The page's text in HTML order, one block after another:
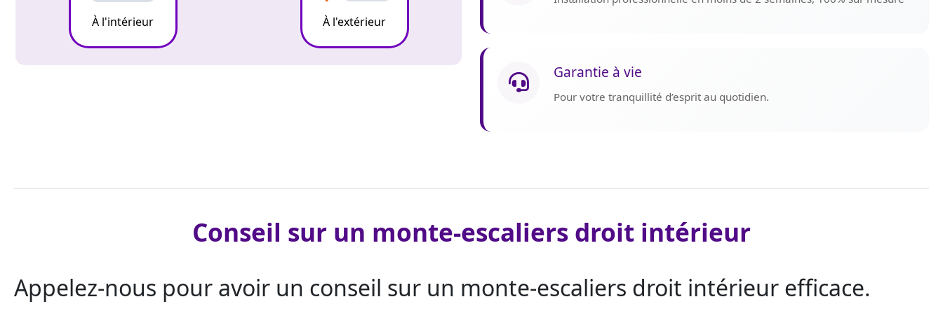
À l'intérieur À l'extérieur
Garantie à vie
Pour votre tranquillité d’esprit au quotidien.
Conseil sur un monte-escaliers droit intérieur
Appelez-nous pour avoir un conseil sur un monte-escaliers droit intérieur efficace.